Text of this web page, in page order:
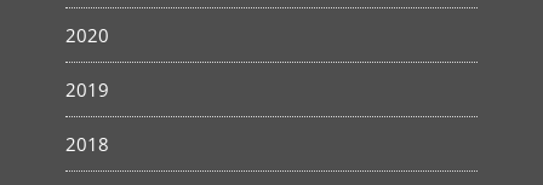
2020
2019
2018